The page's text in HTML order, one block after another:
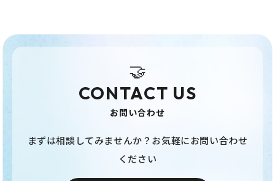
🤝
CONTACT US
お問い合わせ
まずは相談してみませんか？お気軽にお問い合わせ
ください